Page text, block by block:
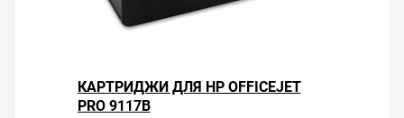
КАРТРИДЖИ ДЛЯ HP OFFICEJET
PRO 9117B